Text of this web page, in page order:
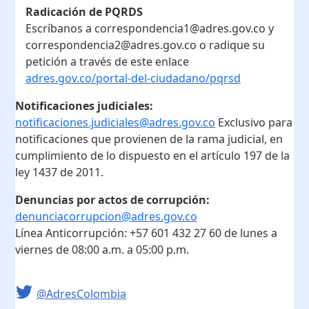
Radicación de PQRDS
Escríbanos a correspondencia1@adres.gov.co y
correspondencia2@adres.gov.co o radique su
petición a través de este enlace
adres.gov.co/portal-del-ciudadano/pqrsd
Notificaciones judiciales:
notificaciones.judiciales@adres.gov.co Exclusivo para
notificaciones que provienen de la rama judicial, en
cumplimiento de lo dispuesto en el artículo 197 de la
ley 1437 de 2011.
Denuncias por actos de corrupción:
denunciacorrupcion@adres.gov.co
Línea Anticorrupción: +57 601 432 27 60 de lunes a
viernes de 08:00 a.m. a 05:00 p.m.
@AdresColombia